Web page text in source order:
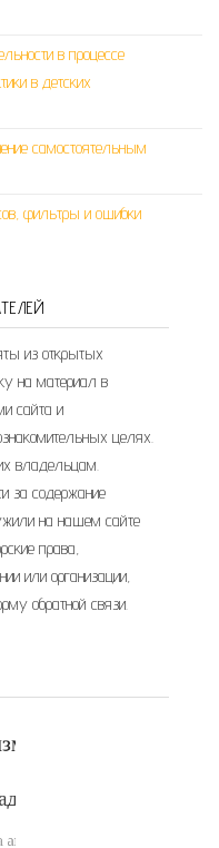
в процессе
в детских
самостоятельным
фильтры и ошибки
из открытых
на материал в
сайта и
целях.
владельцам.
за содержание
на нашем сайте
права,
или организации,
обратной связи.